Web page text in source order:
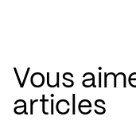
Vous
articles